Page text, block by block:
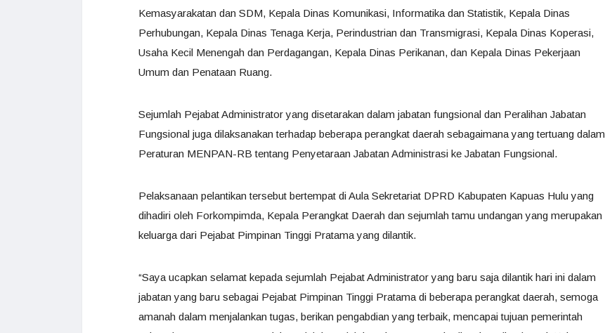
Kemasyarakatan dan SDM, Kepala Dinas Komunikasi, Informatika dan Statistik, Kepala Dinas
Perhubungan, Kepala Dinas Tenaga Kerja, Perindustrian dan Transmigrasi, Kepala Dinas Koperasi,
Usaha Kecil Menengah dan Perdagangan, Kepala Dinas Perikanan, dan Kepala Dinas Pekerjaan
Umum dan Penataan Ruang.
Sejumlah Pejabat Administrator yang disetarakan dalam jabatan fungsional dan Peralihan Jabatan
Fungsional juga dilaksanakan terhadap beberapa perangkat daerah sebagaimana yang tertuang dalam
Peraturan MENPAN-RB tentang Penyetaraan Jabatan Administrasi ke Jabatan Fungsional.
Pelaksanaan pelantikan tersebut bertempat di Aula Sekretariat DPRD Kabupaten Kapuas Hulu yang
dihadiri oleh Forkompimda, Kepala Perangkat Daerah dan sejumlah tamu undangan yang merupakan
keluarga dari Pejabat Pimpinan Tinggi Pratama yang dilantik.
“Saya ucapkan selamat kepada sejumlah Pejabat Administrator yang baru saja dilantik hari ini dalam
jabatan yang baru sebagai Pejabat Pimpinan Tinggi Pratama di beberapa perangkat daerah, semoga
amanah dalam menjalankan tugas, berikan pengabdian yang terbaik, mencapai tujuan pemerintah